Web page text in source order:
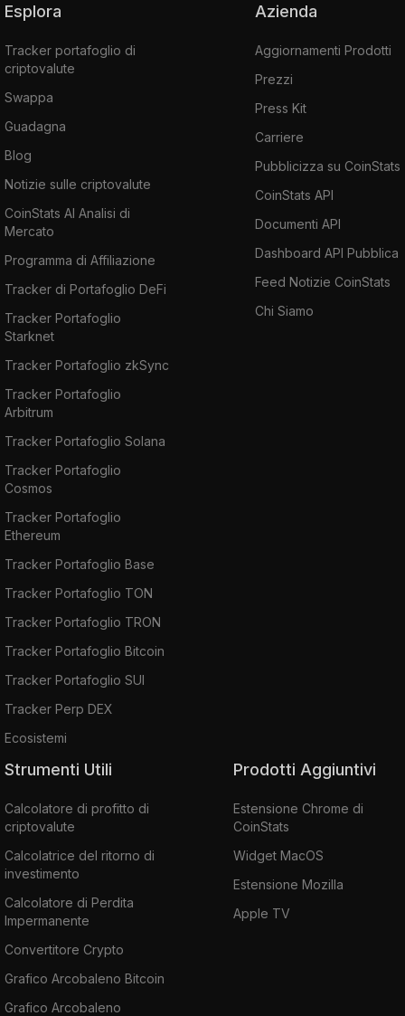
Esplora
Tracker portafoglio di
criptovalute
Swappa
Guadagna
Blog
Notizie sulle criptovalute
CoinStats AI Analisi di
Mercato
Programma di Affiliazione
Tracker di Portafoglio DeFi
Tracker Portafoglio
Starknet
Tracker Portafoglio zkSync
Tracker Portafoglio
Arbitrum
Tracker Portafoglio Solana
Tracker Portafoglio
Cosmos
Tracker Portafoglio
Ethereum
Tracker Portafoglio Base
Tracker Portafoglio TON
Tracker Portafoglio TRON
Tracker Portafoglio Bitcoin
Tracker Portafoglio SUI
Tracker Perp DEX
Ecosistemi
Azienda
Aggiornamenti Prodotti
Prezzi
Press Kit
Carriere
Pubblicizza su CoinStats
CoinStats API
Documenti API
Dashboard API Pubblica
Feed Notizie CoinStats
Chi Siamo
Strumenti Utili
Calcolatore di profitto di
criptovalute
Calcolatrice del ritorno di
investimento
Calcolatore di Perdita
Impermanente
Convertitore Crypto
Grafico Arcobaleno Bitcoin
Grafico Arcobaleno
Prodotti Aggiuntivi
Estensione Chrome di
CoinStats
Widget MacOS
Estensione Mozilla
Apple TV